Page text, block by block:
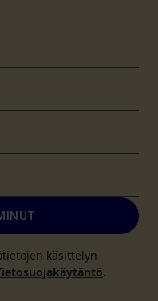
käsittelyn
.